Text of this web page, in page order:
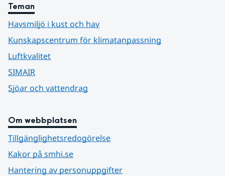
Teman
Havsmiljö i kust och hav
Kunskapscentrum för klimatanpassning
Luftkvalitet
SIMAIR
Sjöar och vattendrag
Om webbplatsen
Tillgänglighetsredogörelse
Kakor på smhi.se
Hantering av personuppgifter